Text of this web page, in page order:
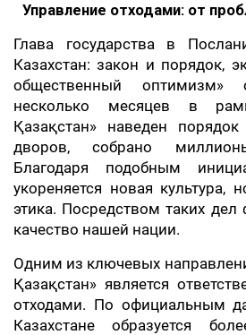
Управление отходами: от
Глава государства в
Казахстан: закон и порядок,
общественный оптимизм»
несколько месяцев в
Қазақстан» наведен
дворов, собрано
Благодаря подобным
укореняется новая культура,
этика. Посредством таких
качество нашей нации.
Одним из ключевых
Қазақстан» является
отходами. По официальным
Казахстане образуется